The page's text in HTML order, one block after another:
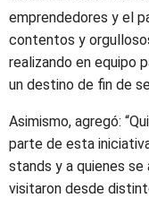
emprendedores y el
contentos y
realizando en equipo
un destino de fin de
Asimismo, agregó:
parte de esta
stands y a quienes
visitaron desde